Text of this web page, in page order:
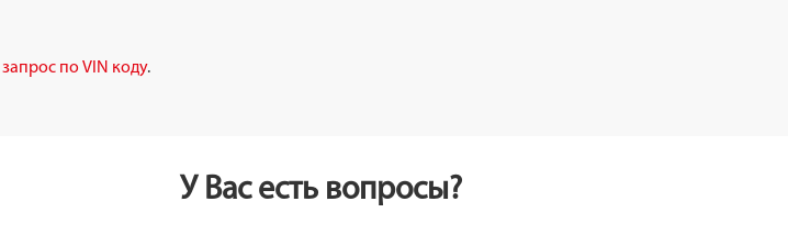
запрос по VIN коду.
У Вас есть вопросы?